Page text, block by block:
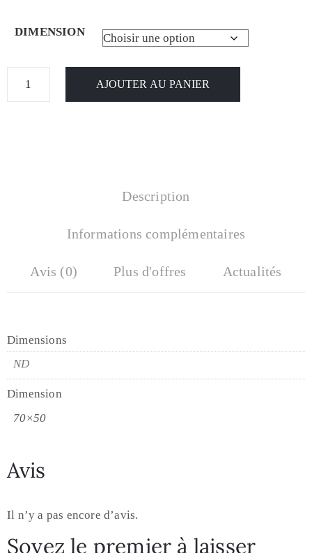
DIMENSION
AJOUTER AU PANIER
Description
Informations complémentaires
Avis (0) Plus d'offres Actualités
Dimensions
ND
Dimension
70×50
Avis
Il n’y a pas encore d’avis.
Soyez le premier à laisser